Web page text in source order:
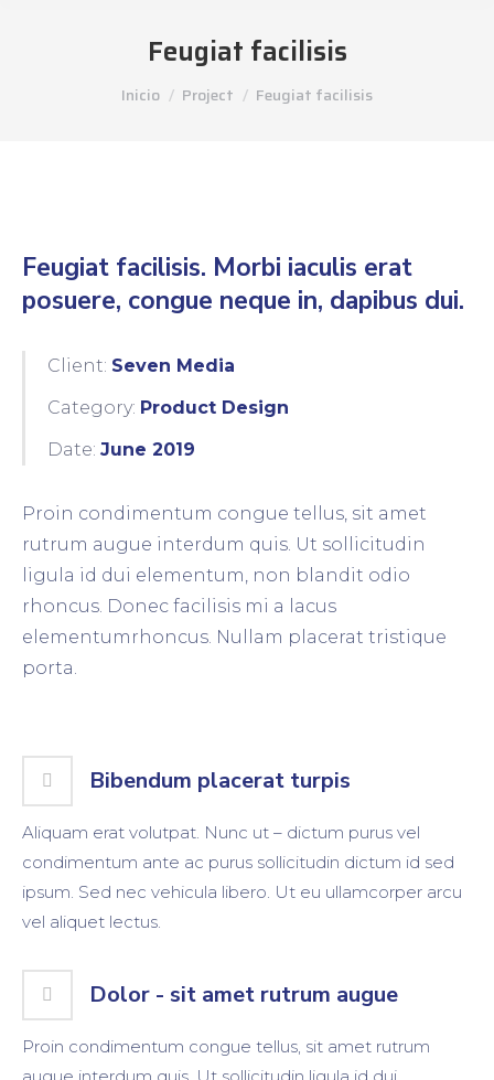
Feugiat facilisis
Estás aquí:
Inicio Project Feugiat facilisis
Feugiat facilisis. Morbi iaculis erat
posuere, congue neque in, dapibus dui.
Client: Seven Media
Category: Product Design
Date: June 2019
Proin condimentum congue tellus, sit amet
rutrum augue interdum quis. Ut sollicitudin
ligula id dui elementum, non blandit odio
rhoncus. Donec facilisis mi a lacus
elementumrhoncus. Nullam placerat tristique
porta.
Bibendum placerat turpis
Aliquam erat volutpat. Nunc ut – dictum purus vel
condimentum ante ac purus sollicitudin dictum id sed
ipsum. Sed nec vehicula libero. Ut eu ullamcorper arcu
vel aliquet lectus.
Dolor - sit amet rutrum augue
Proin condimentum congue tellus, sit amet rutrum